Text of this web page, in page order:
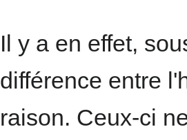
Il y a en effet,
différence entre
raison. Ceux-ci